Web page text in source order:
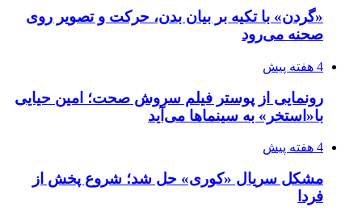
«گردن» با تکیه بر بیان بدن، حرکت و تصویر روی
صحنه می‌رود
4 هفته پیش
رونمایی از پوستر فیلم سروش صحت؛ امین حیایی
با«استخر» به سینماها می‌آید
4 هفته پیش
مشکل سریال «کوری» حل شد؛ شروع پخش از
فردا